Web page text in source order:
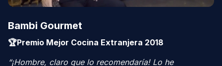
Bambi Gourmet
🏆Premio Mejor Cocina Extranjera 2018
“¡Hombre, claro que lo recomendaría! Lo he